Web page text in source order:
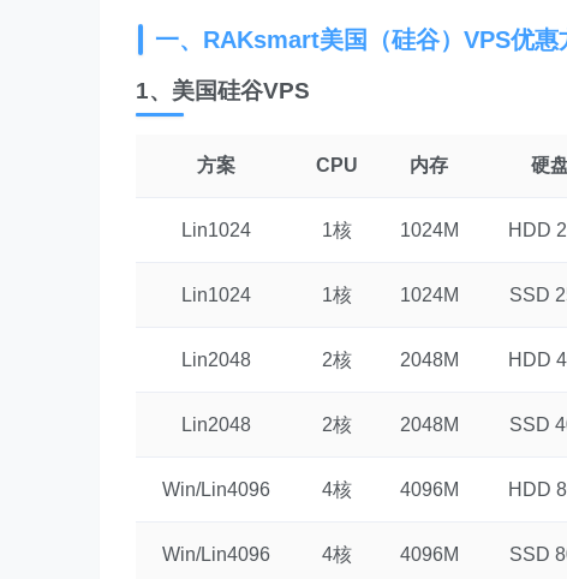
一、RAKsmart美国（硅谷）VPS优惠
1、美国硅谷VPS
方案 CPU 内存 硬
Lin1024 1核 1024M HDD
Lin1024 1核 1024M SSD
Lin2048 2核 2048M HDD
Lin2048 2核 2048M SSD
Win/Lin4096 4核 4096M HDD
Win/Lin4096 4核 4096M SSD